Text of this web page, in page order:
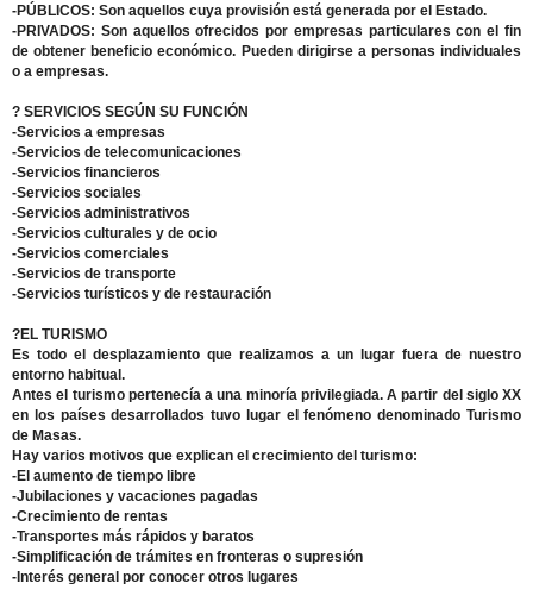
-PÚBLICOS: Son aquellos cuya provisión está generada por el Estado.
-PRIVADOS: Son aquellos ofrecidos por empresas particulares con el fin
de obtener beneficio económico. Pueden dirigirse a personas individuales
o a empresas.
? SERVICIOS SEGÚN SU FUNCIÓN
-Servicios a empresas
-Servicios de telecomunicaciones
-Servicios financieros
-Servicios sociales
-Servicios administrativos
-Servicios culturales y de ocio
-Servicios comerciales
-Servicios de transporte
-Servicios turísticos y de restauración
?EL TURISMO
Es todo el desplazamiento que realizamos a un lugar fuera de nuestro
entorno habitual.
Antes el turismo pertenecía a una minoría privilegiada. A partir del siglo XX
en los países desarrollados tuvo lugar el fenómeno denominado Turismo
de Masas.
Hay varios motivos que explican el crecimiento del turismo:
-El aumento de tiempo libre
-Jubilaciones y vacaciones pagadas
-Crecimiento de rentas
-Transportes más rápidos y baratos
-Simplificación de trámites en fronteras o supresión
-Interés general por conocer otros lugares